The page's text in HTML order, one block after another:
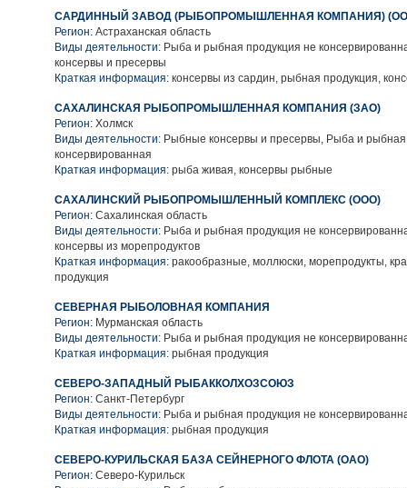
САРДИННЫЙ ЗАВОД (РЫБОПРОМЫШЛЕННАЯ КОМПАНИЯ)
Регион: Астраханская область
Виды деятельности: Рыба и рыбная продукция не
консервы и пресервы
Краткая информация: консервы из сардин, рыбная продукция,
САХАЛИНСКАЯ РЫБОПРОМЫШЛЕННАЯ КОМПАНИЯ (ЗАО)
Регион: Холмск
Виды деятельности: Рыбные консервы и пресервы, Рыба и рыбная
консервированная
Краткая информация: рыба живая, консервы рыбные
САХАЛИНСКИЙ РЫБОПРОМЫШЛЕННЫЙ КОМПЛЕКС (ООО)
Регион: Сахалинская область
Виды деятельности: Рыба и рыбная продукция не
консервы из морепродуктов
Краткая информация: ракообразные, моллюски, морепродукты,
продукция
СЕВЕРНАЯ РЫБОЛОВНАЯ КОМПАНИЯ
Регион: Мурманская область
Виды деятельности: Рыба и рыбная продукция не
Краткая информация: рыбная продукция
СЕВЕРО-ЗАПАДНЫЙ РЫБАККОЛХОЗСОЮЗ
Регион: Санкт-Петербург
Виды деятельности: Рыба и рыбная продукция не
Краткая информация: рыбная продукция
СЕВЕРО-КУРИЛЬСКАЯ БАЗА СЕЙНЕРНОГО ФЛОТА (ОАО)
Регион: Северо-Курильск